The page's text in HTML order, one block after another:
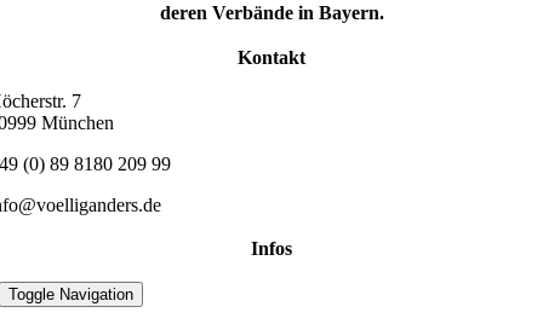
deren Verbände in Bayern.
Kontakt
7
München
(0) 89 8180 209 99
Infos
Toggle Navigation